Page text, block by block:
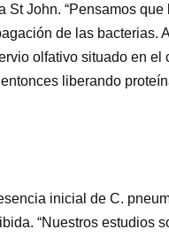
St John. “Pensamos que
de las bacterias.
olfativo situado en el
liberando
inicial de C.
“Nuestros estudios